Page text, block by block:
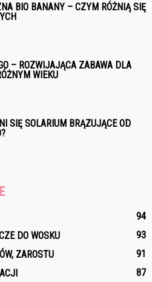
BIO BANANY – CZYM RÓŻNIĄ SIĘ
– ROZWIJAJĄCA ZABAWA DLA
WIEKU
SIĘ SOLARIUM BRĄZUJĄCE OD
94
DO WOSKU
93
ZAROSTU
91
87